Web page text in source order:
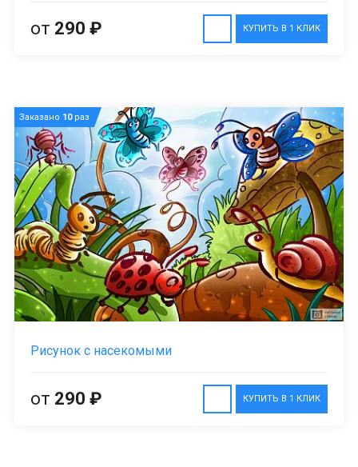
КУПИТЬ В 1 КЛИК
от 290 ₽
Заказано 10раз
Рисунок с насекомыми
КУПИТЬ В 1 КЛИК
от 290 ₽